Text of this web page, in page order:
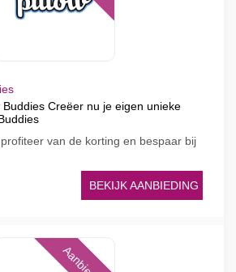
Buddies Creëer nu je eigen unieke
van de korting en bespaar bij
BEKIJK AANBIEDING